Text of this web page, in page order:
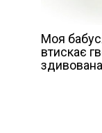
Моя
втискає